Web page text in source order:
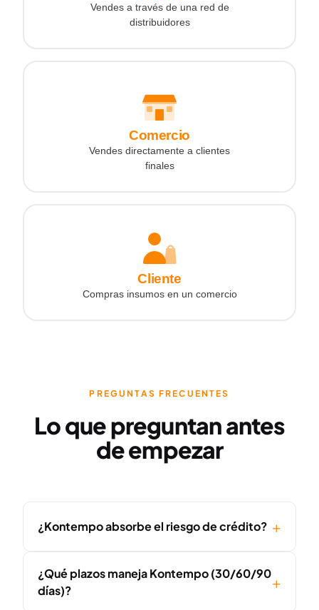
Vendes a través de una red de
distribuidores
Comercio
Vendes directamente a clientes
finales
Cliente
Compras insumos en un comercio
PREGUNTAS FRECUENTES
Lo que preguntan antes
de empezar
¿Kontempo absorbe el riesgo de crédito?
¿Qué plazos maneja Kontempo (30/60/90
días)?